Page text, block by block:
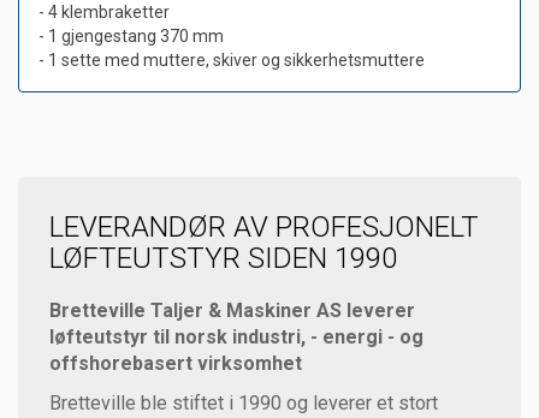
- 4 klembraketter
- 1 gjengestang 370 mm
- 1 sette med muttere, skiver og sikkerhetsmuttere
LEVERANDØR AV PROFESJONELT
LØFTEUTSTYR SIDEN 1990
Bretteville Taljer & Maskiner AS leverer
løfteutstyr til norsk industri, - energi - og
offshorebasert virksomhet
Bretteville ble stiftet i 1990 og leverer et stort